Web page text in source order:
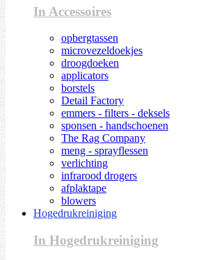
In Accessoires
opbergtassen
microvezeldoekjes
droogdoeken
applicators
borstels
Detail Factory
emmers - filters - deksels
sponsen - handschoenen
The Rag Company
meng - sprayflessen
verlichting
infrarood drogers
afplaktape
blowers
Hogedrukreiniging
In Hogedrukreiniging